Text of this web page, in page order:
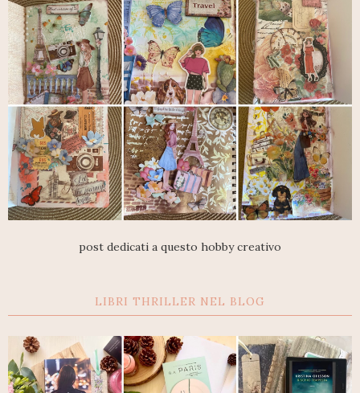
post dedicati a questo hobby creativo
LIBRI THRILLER NEL BLOG